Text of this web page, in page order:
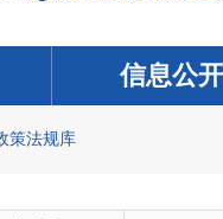
信息公开
策法规库